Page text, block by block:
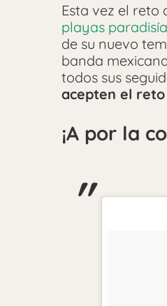
Esta vez el reto
playas
de su nuevo
banda
todos sus
acepten el
¡A por la